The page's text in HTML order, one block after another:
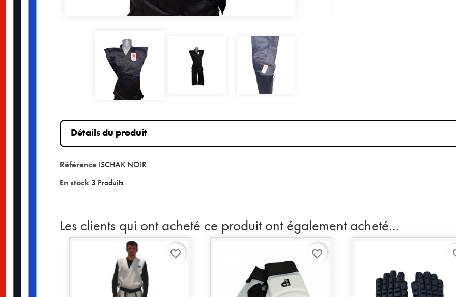
Détails du produit
Référence ISCHAK NOIR
En stock 3 Produits
Les clients qui ont acheté ce produit ont également acheté...
favorite_border favorite_border